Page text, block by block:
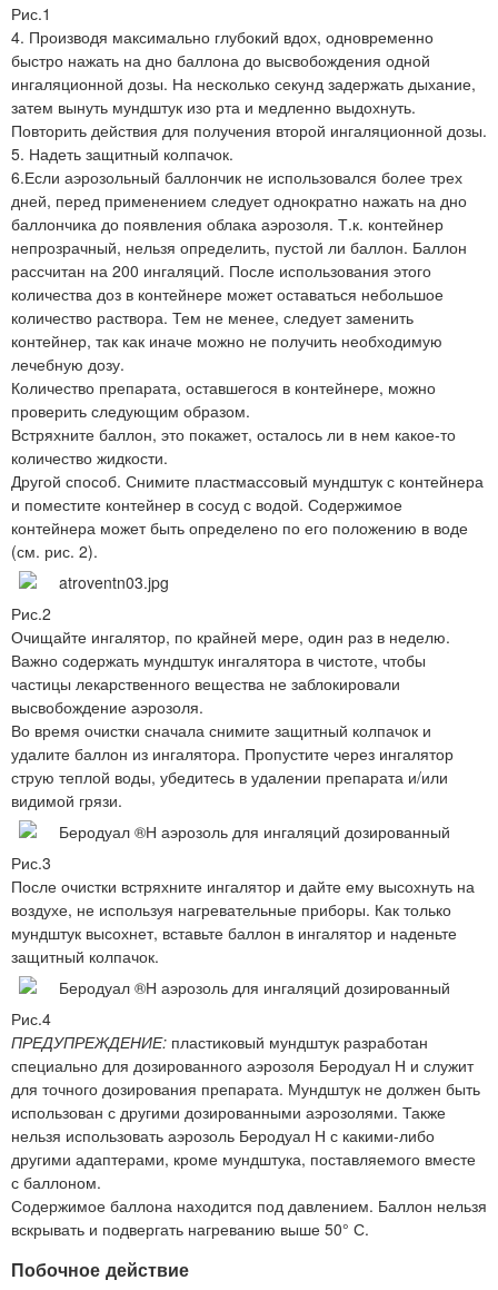
Рис.1
4. Производя максимально глубокий вдох, одновременно
быстро нажать на дно баллона до высвобождения одной
ингаляционной дозы. На несколько секунд задержать дыхание,
затем вынуть мундштук изо рта и медленно выдохнуть.
Повторить действия для получения второй ингаляционной дозы.
5. Надеть защитный колпачок.
6.Если аэрозольный баллончик не использовался более трех
дней, перед применением следует однократно нажать на дно
баллончика до появления облака аэрозоля. Т.к. контейнер
непрозрачный, нельзя определить, пустой ли баллон. Баллон
рассчитан на 200 ингаляций. После использования этого
количества доз в контейнере может оставаться небольшое
количество раствора. Тем не менее, следует заменить
контейнер, так как иначе можно не получить необходимую
лечебную дозу.
Количество препарата, оставшегося в контейнере, можно
проверить следующим образом.
Встряхните баллон, это покажет, осталось ли в нем какое-то
количество жидкости.
Другой способ. Снимите пластмассовый мундштук с контейнера
и поместите контейнер в сосуд с водой. Содержимое
контейнера может быть определено по его положению в воде
(см. рис. 2).
Рис.2
Очищайте ингалятор, по крайней мере, один раз в неделю.
Важно содержать мундштук ингалятора в чистоте, чтобы
частицы лекарственного вещества не заблокировали
высвобождение аэрозоля.
Во время очистки сначала снимите защитный колпачок и
удалите баллон из ингалятора. Пропустите через ингалятор
струю теплой воды, убедитесь в удалении препарата и/или
видимой грязи.
Рис.3
После очистки встряхните ингалятор и дайте ему высохнуть на
воздухе, не используя нагревательные приборы. Как только
мундштук высохнет, вставьте баллон в ингалятор и наденьте
защитный колпачок.
Рис.4
ПРЕДУПРЕЖДЕНИЕ: пластиковый мундштук разработан
специально для дозированного аэрозоля Беродуал Н и служит
для точного дозирования препарата. Мундштук не должен быть
использован с другими дозированными аэрозолями. Также
нельзя использовать аэрозоль Беродуал Н с какими-либо
другими адаптерами, кроме мундштука, поставляемого вместе
с баллоном.
Содержимое баллона находится под давлением. Баллон нельзя
вскрывать и подвергать нагреванию выше 50° С.
Побочное действие